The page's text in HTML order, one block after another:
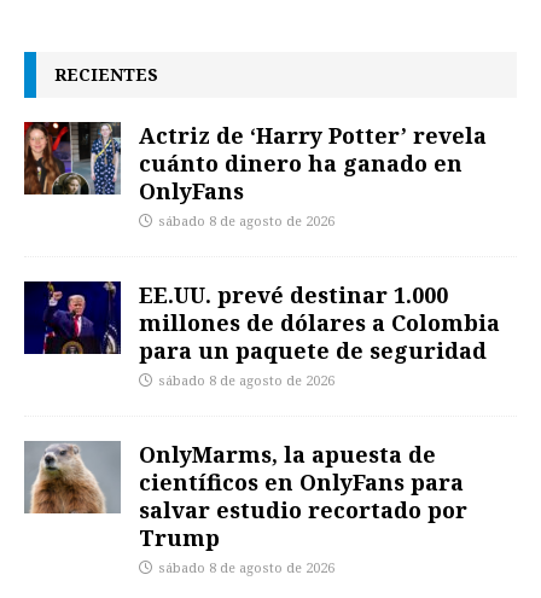
RECIENTES
Actriz de ‘Harry Potter’ revela
cuánto dinero ha ganado en
OnlyFans
sábado 8 de agosto de 2026
EE.UU. prevé destinar 1.000
millones de dólares a Colombia
para un paquete de seguridad
sábado 8 de agosto de 2026
OnlyMarms, la apuesta de
científicos en OnlyFans para
salvar estudio recortado por
Trump
sábado 8 de agosto de 2026